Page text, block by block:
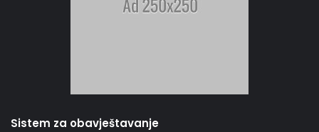
Sistem za obavještavanje